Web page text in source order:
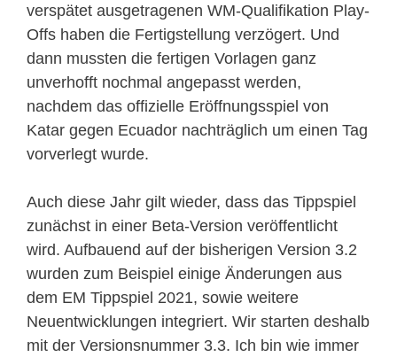
verspätet ausgetragenen WM-Qualifikation Play-
Offs haben die Fertigstellung verzögert. Und
dann mussten die fertigen Vorlagen ganz
unverhofft nochmal angepasst werden,
nachdem das offizielle Eröffnungsspiel von
Katar gegen Ecuador nachträglich um einen Tag
vorverlegt wurde.
Auch diese Jahr gilt wieder, dass das Tippspiel
zunächst in einer Beta-Version veröffentlicht
wird. Aufbauend auf der bisherigen Version 3.2
wurden zum Beispiel einige Änderungen aus
dem EM Tippspiel 2021, sowie weitere
Neuentwicklungen integriert. Wir starten deshalb
mit der Versionsnummer 3.3. Ich bin wie immer